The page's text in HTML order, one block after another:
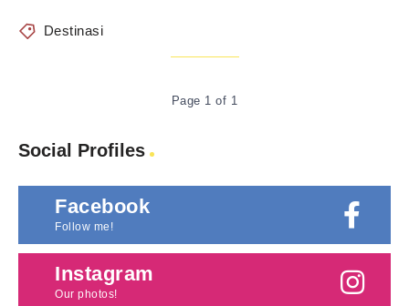
Destinasi
Page 1 of 1
Social Profiles
Facebook
Follow me!
Instagram
Our photos!